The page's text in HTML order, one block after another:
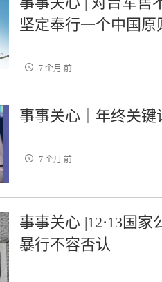
坚定奉行一个中国原
7 个月 前
事事关心｜年终关键
7 个月 前
事事关心 |12·13国
暴行不容否认